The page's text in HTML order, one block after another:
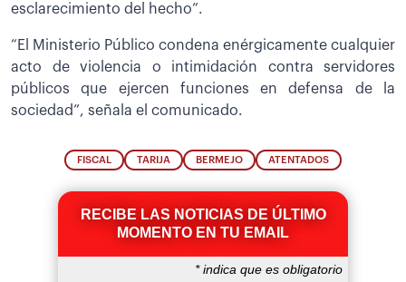
esclarecimiento del hecho”.
“El Ministerio Público condena enérgicamente cualquier
acto de violencia o intimidación contra servidores
públicos que ejercen funciones en defensa de la
sociedad”, señala el comunicado.
FISCAL TARIJA BERMEJO ATENTADOS
RECIBE LAS NOTICIAS DE ÚLTIMO
MOMENTO EN TU EMAIL
*indica que es obligatorio